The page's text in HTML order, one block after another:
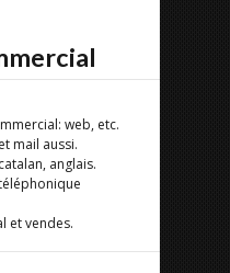
web, etc.
mail aussi.
anglais.
et vendes.